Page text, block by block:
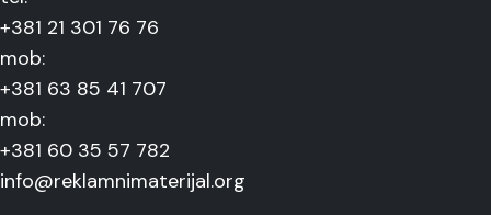
+381 21 301 76 76
mob:
+381 63 85 41 707
mob:
+381 60 35 57 782
info@reklamnimaterijal.org